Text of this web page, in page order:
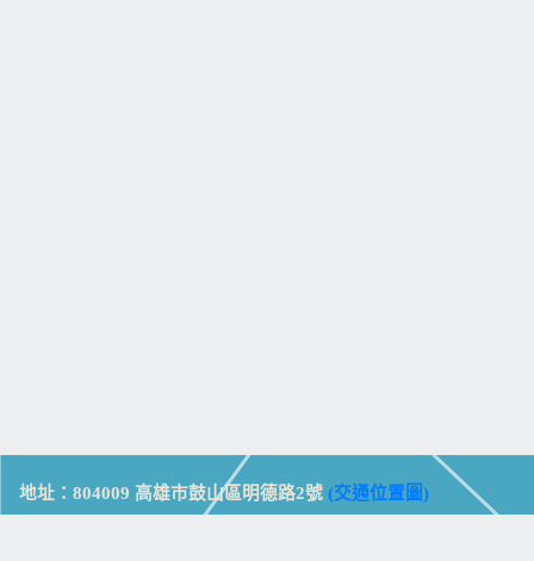
地址：804009 高雄市鼓山區明德路2號 (交通位置圖)